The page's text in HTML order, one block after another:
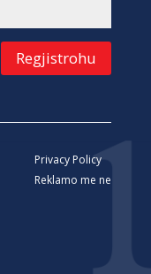
Regjistrohu
Privacy Policy
Reklamo me ne